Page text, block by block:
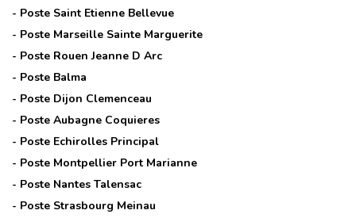
- Poste Saint Etienne Bellevue
- Poste Marseille Sainte Marguerite
- Poste Rouen Jeanne D Arc
- Poste Balma
- Poste Dijon Clemenceau
- Poste Aubagne Coquieres
- Poste Echirolles Principal
- Poste Montpellier Port Marianne
- Poste Nantes Talensac
- Poste Strasbourg Meinau